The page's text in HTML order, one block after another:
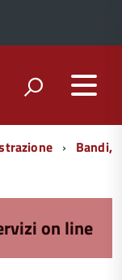
Bandi,
on line